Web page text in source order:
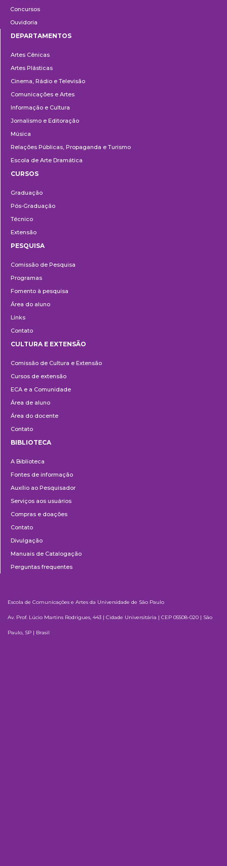
Concursos
Ouvidoria
DEPARTAMENTOS
Artes Cênicas
Artes Plásticas
Cinema, Rádio e Televisão
Comunicações e Artes
Informação e Cultura
Jornalismo e Editoração
Música
Relações Públicas, Propaganda e Turismo
Escola de Arte Dramática
CURSOS
Graduação
Pós-Graduação
Técnico
Extensão
PESQUISA
Comissão de Pesquisa
Programas
Fomento à pesquisa
Área do aluno
Links
Contato
e
Extensão
CULTURA E EXTENSÃO
Comissão de Cultura e Extensão
Cursos de extensão
ECA e a Comunidade
Área de aluno
Área do docente
Contato
BIBLIOTECA
A Biblioteca
Fontes de informação
Auxílio ao Pesquisador
Serviços aos usuários
Compras e doações
Contato
Divulgação
Manuais de Catalogação
Perguntas frequentes
Escola de Comunicações e Artes da Universidade de São Paulo
Av. Prof. Lúcio Martins Rodrigues, 443 | Cidade Universitária | CEP 05508-020 | São
Paulo, SP | Brasil